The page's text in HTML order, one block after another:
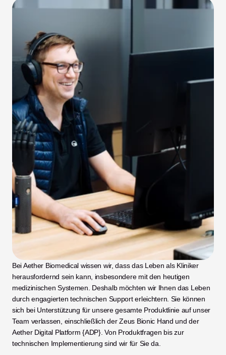
Bei Aether Biomedical wissen wir, dass das Leben als Kliniker
herausfordernd sein kann, insbesondere mit den heutigen
medizinischen Systemen. Deshalb möchten wir Ihnen das Leben
durch engagierten technischen Support erleichtern. Sie können
sich bei Unterstützung für unsere gesamte Produktlinie auf unser
Team verlassen, einschließlich der Zeus Bionic Hand und der
Aether Digital Platform {ADP}. Von Produktfragen bis zur
technischen Implementierung sind wir für Sie da.